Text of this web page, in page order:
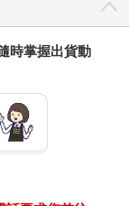
時掌握出貨動